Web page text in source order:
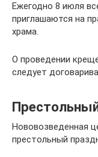
Ежегодно 8 июля
приглашаются на
храма.
О проведении
следует
Нововозведенная
престольный